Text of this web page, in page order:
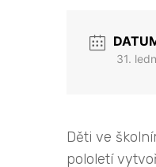
31.
Děti ve
pololetí